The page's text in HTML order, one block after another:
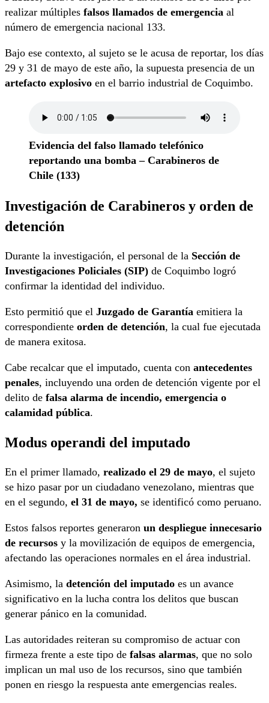
realizar múltiples falsos llamados de emergencia al
número de emergencia nacional 133.
Bajo ese contexto, al sujeto se le acusa de reportar, los días
29 y 31 de mayo de este año, la supuesta presencia de un
artefacto explosivo en el barrio industrial de Coquimbo.
Evidencia del falso llamado telefónico
reportando una bomba – Carabineros de
Chile (133)
Investigación de Carabineros y orden de
detención
Durante la investigación, el personal de la Sección de
Investigaciones Policiales (SIP) de Coquimbo logró
confirmar la identidad del individuo.
Esto permitió que el Juzgado de Garantía emitiera la
correspondiente orden de detención, la cual fue ejecutada
de manera exitosa.
Cabe recalcar que el imputado, cuenta con antecedentes
penales, incluyendo una orden de detención vigente por el
delito de falsa alarma de incendio, emergencia o
calamidad pública.
Modus operandi del imputado
En el primer llamado, realizado el 29 de mayo, el sujeto
se hizo pasar por un ciudadano venezolano, mientras que
en el segundo, el 31 de mayo, se identificó como peruano.
Estos falsos reportes generaron un despliegue innecesario
de recursos y la movilización de equipos de emergencia,
afectando las operaciones normales en el área industrial.
Asimismo, la detención del imputado es un avance
significativo en la lucha contra los delitos que buscan
generar pánico en la comunidad.
Las autoridades reiteran su compromiso de actuar con
firmeza frente a este tipo de falsas alarmas, que no solo
implican un mal uso de los recursos, sino que también
ponen en riesgo la respuesta ante emergencias reales.